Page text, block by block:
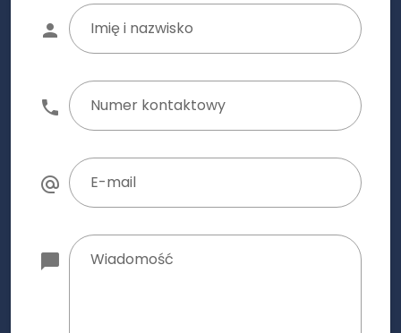
Imię i nazwisko
Numer kontaktowy
E-mail
Wiadomość